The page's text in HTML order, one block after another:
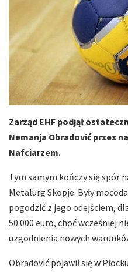
Zarząd EHF podjął
Nemanja Obradović przez
Nafciarzem.
Tym samym kończy się spór
Metalurg Skopje. Były
pogodzić z jego odejściem,
50.000 euro, choć wcześniej
uzgodnienia nowych
Obradović pojawił się w